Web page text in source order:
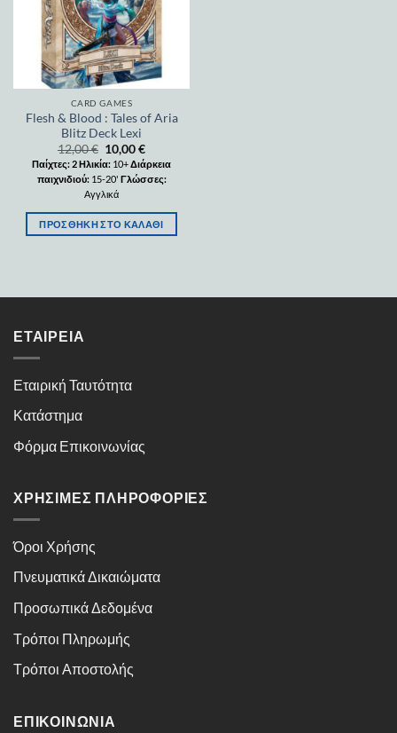
CARD GAMES
Flesh & Blood : Tales of Aria
Blitz Deck Lexi
12,00€ 10,00€
Παίχτες: 2Ηλικία: 10+Διάρκεια
παιχνιδιού:15-20' Γλώσσες:
Αγγλικά
ΠΡΟΣΘΉΚΗ ΣΤΟ ΚΑΛΆΘΙ
ΕΤΑΙΡΕΊΑ
Εταιρική Ταυτότητα
Κατάστημα
Φόρμα Επικοινωνίας
ΧΡΉΣΙΜΕΣ ΠΛΗΡΟΦΟΡΊΕΣ
Όροι Χρήσης
Πνευματικά Δικαιώματα
Προσωπικά Δεδομένα
Τρόποι Πληρωμής
Τρόποι Αποστολής
ΕΠΙΚΟΙΝΩΝΊΑ